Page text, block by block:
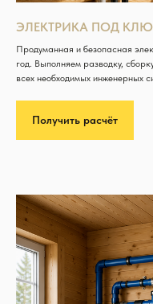
ЭЛЕКТРИКА ПОД
Продуманная и безопасная
год. Выполняем разводку,
всех необходимых инженерных
Получить расчёт